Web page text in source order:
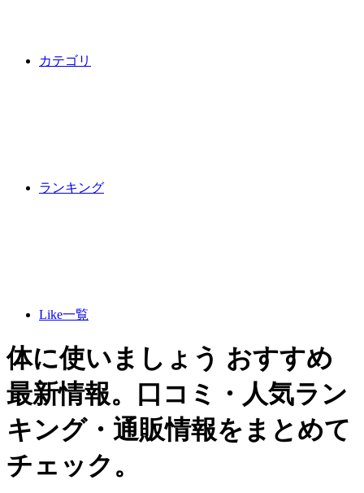
カテゴリ
ランキング
Like一覧
体に使いましょう おすすめ
最新情報。口コミ・人気ラン
キング・通販情報をまとめて
チェック。